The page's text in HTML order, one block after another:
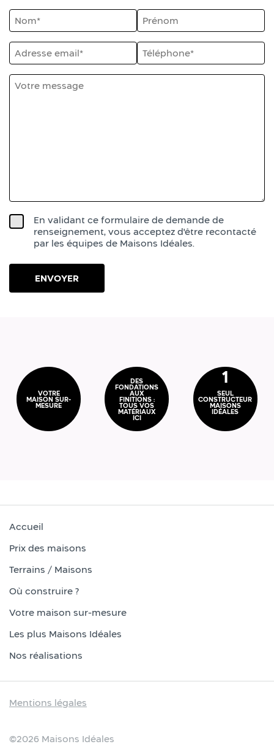
En validant ce formulaire de demande de
renseignement, vous acceptez d'être recontacté
par les équipes de Maisons Idéales.
VOTRE
MAISON SUR-
MESURE
DES
FONDATIONS
AUX
FINITIONS :
TOUS VOS
MATÉRIAUX
ICI
1
SEUL
CONSTRUCTEUR
MAISONS
IDÉALES
Accueil
Prix des maisons
Terrains / Maisons
Où construire ?
Votre maison sur-mesure
Les plus Maisons Idéales
Nos réalisations
Mentions légales
©2026 Maisons Idéales